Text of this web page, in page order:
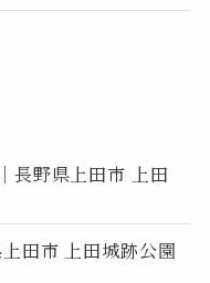
長野県上田市 上田
田市 上田城跡公園